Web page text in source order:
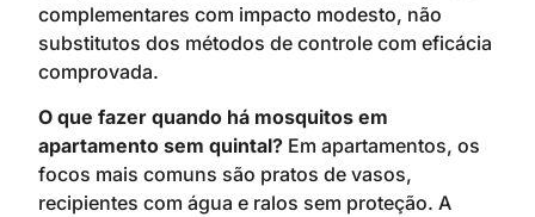
complementares com impacto modesto, não
substitutos dos métodos de controle com eficácia
comprovada.
O que fazer quando há mosquitos em
apartamento sem quintal? Em apartamentos, os
focos mais comuns são pratos de vasos,
recipientes com água e ralos sem proteção. A